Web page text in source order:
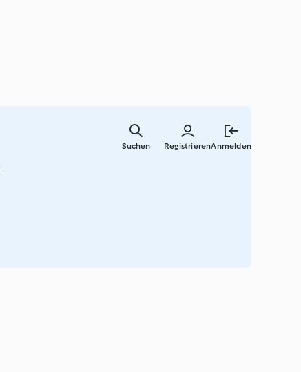
RegistrierenAnmelden
Suchen